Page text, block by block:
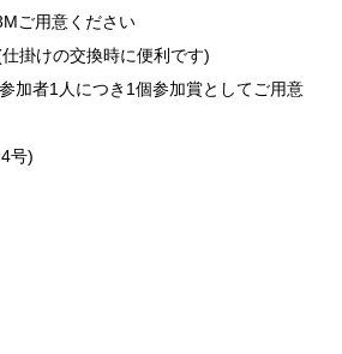
ご用意ください
掛けの交換時に便利です)
加者1人につき1個参加賞としてご用意
号)